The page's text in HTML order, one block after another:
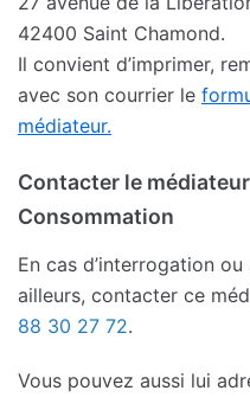
42400 Saint Chamond.
Il convient d’imprimer,
avec son courrier le
médiateur.
Contacter le
Consommation
En cas d’interrogation
ailleurs, contacter ce
88 30 27 72.
Vous pouvez aussi lui